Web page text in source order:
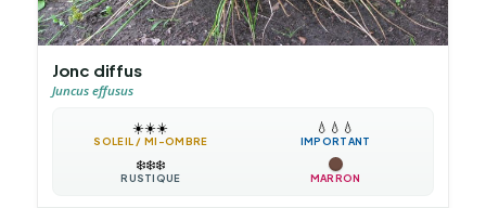
Jonc diffus
Juncus effusus
☀️☀️☀️
SOLEIL / MI-OMBRE
💧 💧 💧
IMPORTANT
❄️❄️❄️
RUSTIQUE MARRON